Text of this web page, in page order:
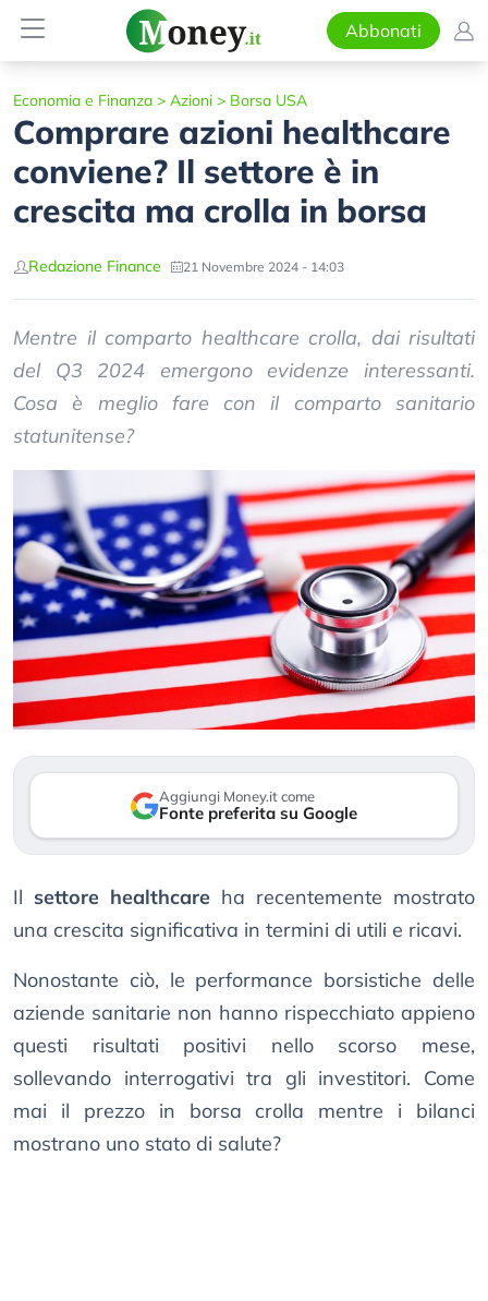
Abbonati
Economia e Finanza > Azioni > Borsa USA
Comprare azioni healthcare
conviene? Il settore è in
crescita ma crolla in borsa
Redazione Finance 21 Novembre 2024 - 14:03
Mentre il comparto healthcare crolla, dai risultati
del Q3 2024 emergono evidenze interessanti.
Cosa è meglio fare con il comparto sanitario
statunitense?
Aggiungi Money.it come
Fonte preferita su Google
Il settore healthcare ha recentemente mostrato
una crescita significativa in termini di utili e ricavi.
Nonostante ciò, le performance borsistiche delle
aziende sanitarie non hanno rispecchiato appieno
questi risultati positivi nello scorso mese,
sollevando interrogativi tra gli investitori. Come
mai il prezzo in borsa crolla mentre i bilanci
mostrano uno stato di salute?